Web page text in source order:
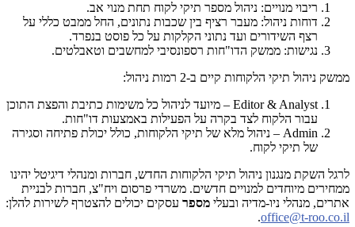
ריבוי מנויים: ניהול מספר תיקי לקוח תחת מנוי אב.
דוחות ניהול: מעבר רציף בין שכבות נתונים, החל ממבט כללי על
רצף השידורים ועד נתוני הקלקות על כל פוסט בנפרד.
נגישות: ממשק הדו"חות רספונסיבי למחשבים וטאבלטים.
ממשק ניהול תיקי הלקוחות קיים ב-2 רמות ניהול:
Editor & Analyst – מיועד לניהול כל משימות כתיבת והפצת התוכן
עבור הלקוח לצד בקרה על הפעילות באמצעות דו"חות.
Admin – ניהול מלא של תיקי הלקוחות, כולל יכולת פתיחה וסגירה
של תיקי לקוח.
לרגל השקת מנגנון ניהול תיקי הלקוחות החדש, חברות ומנהלי דיגיטל יהינו
ממחירים מיוחדים למנויים חדשים. משרדי פרסום ויח"צ, חברות לבניית
אתרים, מנהלי ניו-מדיה ובעלי מספר עסקים יכולים להצטרף לשירות להלן:
office@t-roo.co.il
.